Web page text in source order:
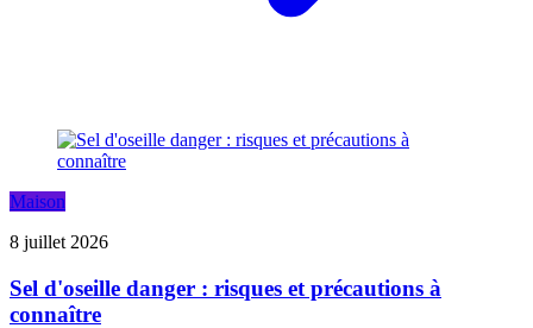
Maison
8 juillet 2026
Sel d'oseille danger : risques et précautions à
connaître